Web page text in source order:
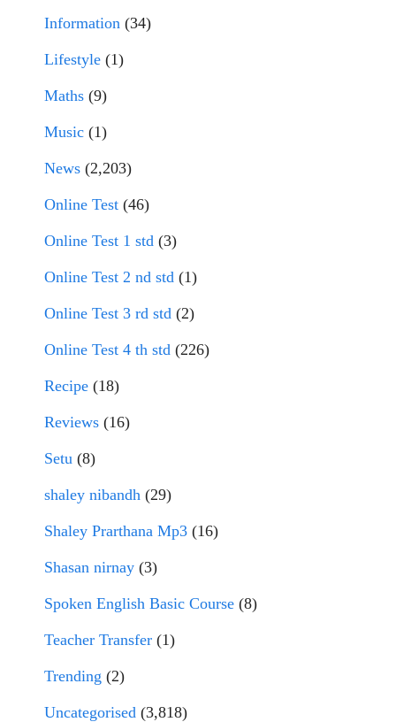
Information (34)
Lifestyle (1)
Maths (9)
Music (1)
News (2,203)
Online Test (46)
Online Test 1 std (3)
Online Test 2 nd std (1)
Online Test 3 rd std (2)
Online Test 4 th std (226)
Recipe (18)
Reviews (16)
Setu (8)
shaley nibandh (29)
Shaley Prarthana Mp3 (16)
Shasan nirnay (3)
Spoken English Basic Course (8)
Teacher Transfer (1)
Trending (2)
Uncategorised (3,818)